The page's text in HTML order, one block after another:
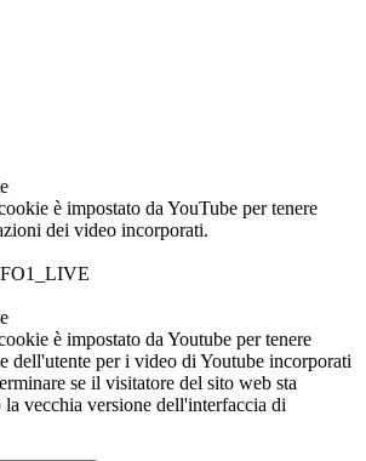
è impostato da YouTube per tenere
dei video incorporati.
è impostato da Youtube per tenere
dell'utente per i video di Youtube incorporati
se il visitatore del sito web sta
vecchia versione dell'interfaccia di